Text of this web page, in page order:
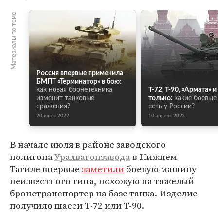
Материалы по теме
Россия впервые применила
БМПТ «Терминатор» в бою:
как новая бронетехника
изменит танковые
сражения?
20 июля 2022
Т-72, Т-90, «Армата» и
только: какие боевые
есть у России?
10 апреля 2023
В начале июля в районе заводского
полигонаУралвагонзаводав Нижнем
Тагиле впервыезаметилибоевую машину
неизвестного типа, похожую на тяжелый
бронетранспортер на базе танка. Изделие
получило шасси Т-72 или Т-90.